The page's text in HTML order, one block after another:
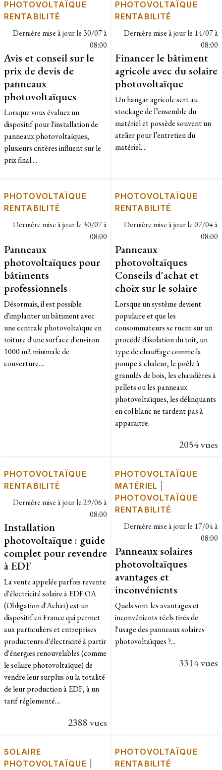
PHOTOVOLTAÏQUE
RENTABILITÉ
Dernière mise à jour le 30/07 à
08:00
Avis et conseil sur le
prix de devis de
panneaux
photovoltaïques
Lorsque vous évaluez un
dispositif pour l'installation de
panneaux photovoltaïques,
plusieurs critères influent sur le
prix final....
PHOTOVOLTAÏQUE
RENTABILITÉ
Dernière mise à jour le 14/07 à
08:00
Financer le bâtiment
agricole avec du solaire
photovoltaïque
Un hangar agricole sert au
stockage de l’ensemble du
matériel et possède souvent un
atelier pour l’entretien du
matériel....
PHOTOVOLTAÏQUE
RENTABILITÉ
Dernière mise à jour le 30/07 à
08:00
Panneaux
photovoltaïques pour
bâtiments
professionnels
Désormais, il est possible
d'implanter un bâtiment avec
une centrale photovoltaïque en
toiture d'une surface d'environ
1000 m2 minimale de
couverture....
PHOTOVOLTAÏQUE
RENTABILITÉ
Dernière mise à jour le07/04 à
08:00
Panneaux
photovoltaïques
Conseils d'achat et
choix sur le solaire
Lorsque un système devient
populaire et que les
consommateurs se ruent sur un
procédé d'isolation du toit, un
type de chauffage comme la
pompe à chaleur, le poêle à
granulés de bois, les chaudières à
pellets ou les panneaux
photovoltaïques, les délinquants
en col blanc ne tardent pas à
apparaitre.
2054 vues
PHOTOVOLTAÏQUE
RENTABILITÉ
Dernière mise à jour le29/06 à
08:00
Installation
photovoltaïque : guide
complet pour revendre
à EDF
La vente appelée parfois revente
d'électricité solaire à EDF OA
(Obligation d'Achat) est un
dispositif en France qui permet
aux particuliers et entreprises
producteurs d'électricité à partir
d'énergies renouvelables (comme
le solaire photovoltaïque) de
vendre leur surplus ou la totalité
de leur production à EDF, à un
tarif réglementé....
2388 vues
PHOTOVOLTAÏQUE
MATÉRIEL
PHOTOVOLTAÏQUE
RENTABILITÉ
Dernière mise à jour le 17/04 à
08:00
Panneaux solaires
photovoltaïques
avantages et
inconvénients
Quels sont les avantages et
inconvénients réels tirés de
l'usage des panneaux solaires
photovoltaïques ?...
3314 vues
SOLAIRE
PHOTOVOLTAÏQUE
PHOTOVOLTAÏQUE
RENTABILITÉ